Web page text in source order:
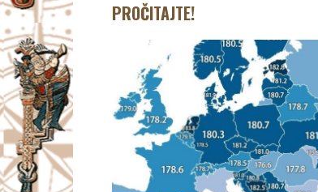
PROČITAJTE!